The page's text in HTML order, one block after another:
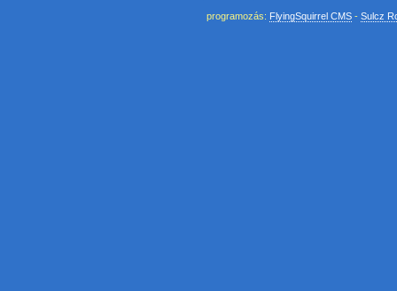
programozás: FlyingSquirrel CMS- Sulcz